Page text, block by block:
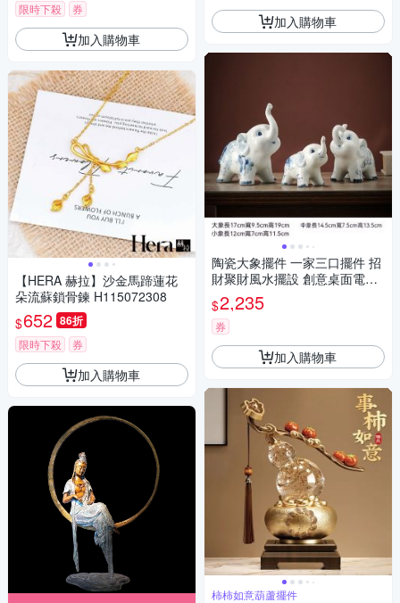
限時下殺 券
加入購物車
【HERA 赫拉】沙金馬蹄蓮花
朵流蘇鎖骨鍊 H115072308
$652 86折
限時下殺 券
加入購物車
加入購物車
陶瓷大象擺件 一家三口擺件 招
財聚財風水擺設 創意桌面電視
酒櫃裝飾品 青花瓷工藝品
$2,235
券
加入購物車
柿柿如意葫蘆擺件